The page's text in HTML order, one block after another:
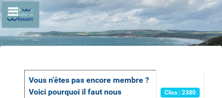
Articles
Titre Clics
Vous n'êtes pas encore membre ?
Voici pourquoi il faut nous
Clics : 2380